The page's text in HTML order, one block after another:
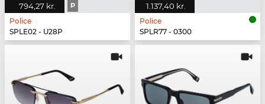
794,27 kr. P
Police
SPLE02 - U28P
1.137,40 kr.
Police
SPLR77 - 0300